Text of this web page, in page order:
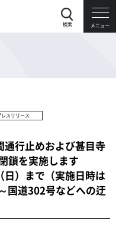
検索 メニュー
レスリリース
通行止めおよび甚目寺
鎖を実施します
）まで（実施日時は
国道302号などへの迂